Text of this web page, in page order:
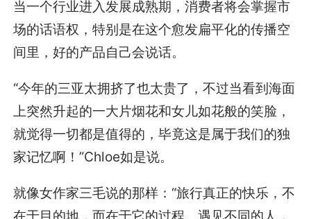
当一个行业进入发展成熟期，消费者将会掌握市
场的话语权，特别是在这个愈发扁平化的传播空
间里，好的产品自己会说话。
“今年的三亚太拥挤了也太贵了，不过当看到海面
上突然升起的一大片烟花和女儿如花般的笑脸，
就觉得一切都是值得的，毕竟这是属于我们的独
家记忆啊！”Chloe如是说。
就像女作家三毛说的那样：“旅行真正的快乐，不
在于目的地，而在于它的过程。遇见不同的人，